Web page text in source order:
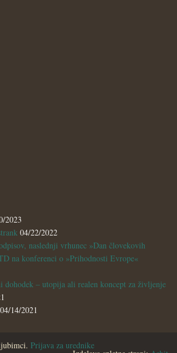
2023
04/22/2022
naslednji vrhunec »Dan človekovih
na konferenci o »Prihodnosti Evrope«
dohodek – utopija ali realen koncept za življenje
04/14/2021
Prijava za urednike